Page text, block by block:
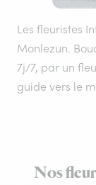
Les fleuristes
Monlezun.
7j/7, par un
guide vers le
Nos